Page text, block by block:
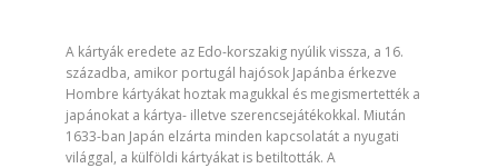
A kártyák eredete az Edo-korszakig nyúlik vissza, a 16.
századba, amikor portugál hajósok Japánba érkezve
Hombre kártyákat hoztak magukkal és megismertették a
japánokat a kártya- illetve szerencsejátékokkal. Miután
1633-ban Japán elzárta minden kapcsolatát a nyugati
világgal, a külföldi kártyákat is betiltották. A